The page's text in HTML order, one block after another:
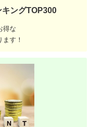
ングTOP300
得な
す！